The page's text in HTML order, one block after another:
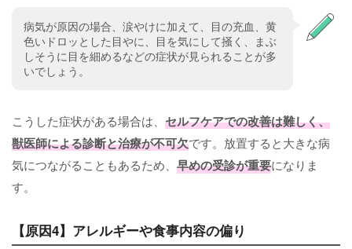
病気が原因の場合、涙やけに加えて、目の充血、黄
色いドロッとした目やに、目を気にして掻く、まぶ
しそうに目を細めるなどの症状が見られることが多
いでしょう。
こうした症状がある場合は、 セルフケアでの改善は難しく、
獣医師による診断と治療が不可欠です。放置すると大きな病
気につながることもあるため、 早めの受診が重要になりま
す。
【原因4】アレルギーや食事内容の偏り